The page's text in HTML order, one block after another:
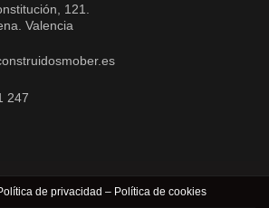
121.
Valencia
247
de privacidad – Política de cookies